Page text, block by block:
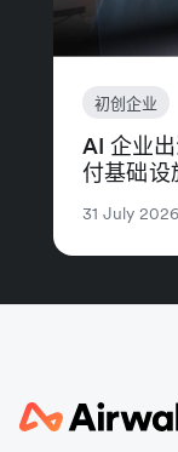
初创企业
AI 企业
付基础设
31 July 2026